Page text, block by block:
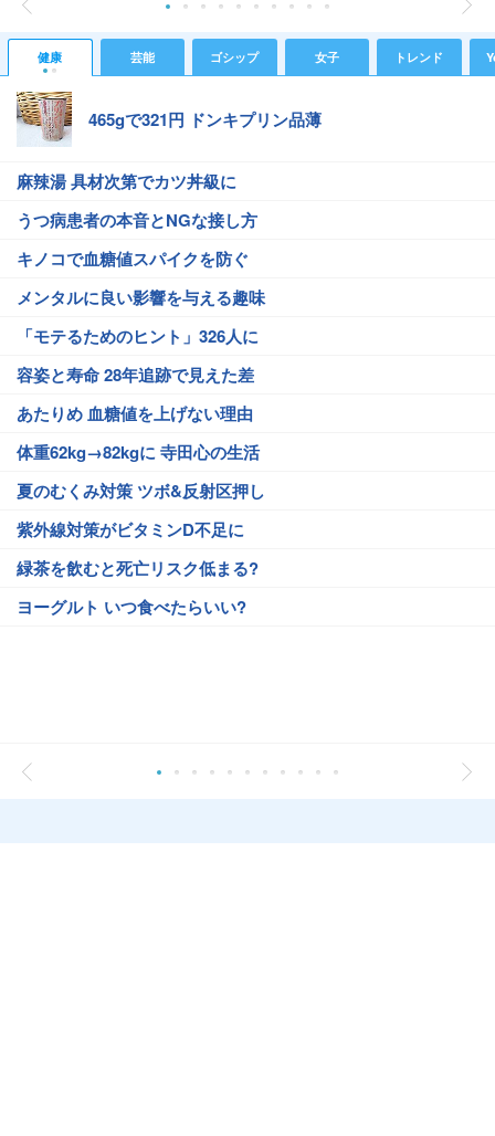
健康 芸能 ゴシップ 女子 トレンド
465gで321円 ドンキプリン品薄
麻辣湯 具材次第でカツ丼級に
うつ病患者の本音とNGな接し方
キノコで血糖値スパイクを防ぐ
メンタルに良い影響を与える趣味
「モテるためのヒント」326人に
容姿と寿命 28年追跡で見えた差
あたりめ 血糖値を上げない理由
体重62kg→82kgに 寺田心の生活
夏のむくみ対策 ツボ&反射区押し
紫外線対策がビタミンD不足に
緑茶を飲むと死亡リスク低まる?
ヨーグルト いつ食べたらいい?